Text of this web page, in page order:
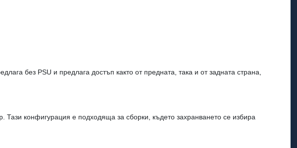
без PSU и предлага достъп както от предната, така и от задната страна,
конфигурация е подходяща за сборки, където захранването се избира